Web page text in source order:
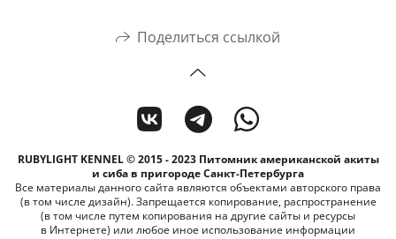
Поделиться ссылкой
RUBYLIGHT KENNEL © 2015 - 2023 Питомник американской акиты
и сиба в пригороде Санкт-Петербурга
Все материалы данного сайта являются объектами авторского права
(в том числе дизайн). Запрещается копирование, распространение
(в том числе путем копирования на другие сайты и ресурсы
в Интернете) или любое иное использование информации